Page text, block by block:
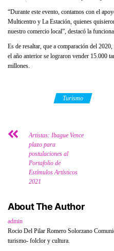
“Durante este evento, contamos con el
Multicentro y La Estación, quienes
nuestro comercio local”, destacó la
Es de resaltar, que a comparación del
el año anterior se lograron vender 15.000
millones.
Turismo
Artistas: Ibague Vence
plazo para
postulaciones al
Portafolio de
Estímulos Artísticos
2021
About The Author
admin
Rocio Del Pilar Romero Solorzano
turismo- folclor y cultura.